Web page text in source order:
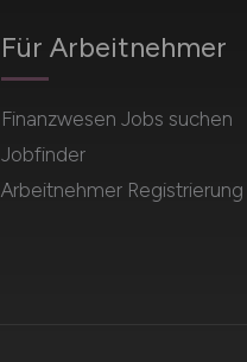
Für Arbeitnehmer
Finanzwesen Jobs suchen
Jobfinder
Arbeitnehmer Registrierung